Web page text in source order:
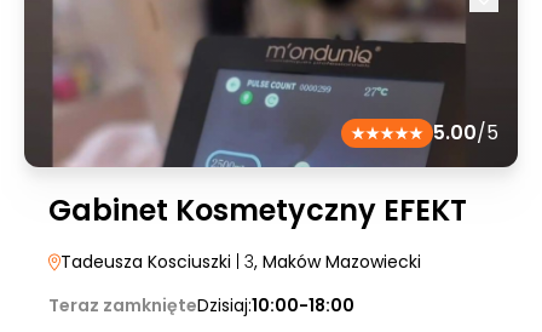
5.00/5
Gabinet Kosmetyczny EFEKT
Tadeusza Kosciuszki | 3, Maków Mazowiecki
Teraz zamknięteDzisiaj:10:00-18:00